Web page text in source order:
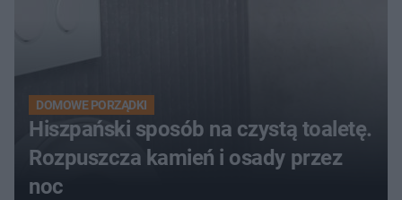
DOMOWE PORZĄDKI
Hiszpański sposób na czystą toaletę.
Rozpuszcza kamień i osady przez
noc